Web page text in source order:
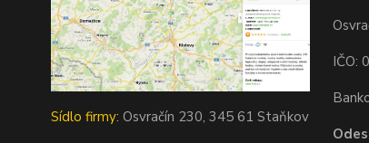
Sídlo firmy: Osvračín 230, 345 61 Staňkov
IČO: